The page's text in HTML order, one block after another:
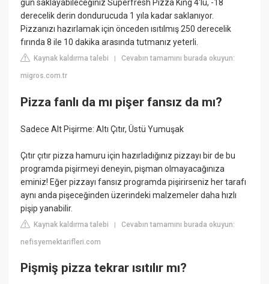
gün saklayabileceğiniz Superfresh Pizza King 4'lü, -18
derecelik derin dondurucuda 1 yıla kadar saklanıyor.
Pizzanızı hazırlamak için önceden ısıtılmış 250 derecelik
fırında 8 ile 10 dakika arasında tutmanız yeterli.
Kaynak kaldırma talebi |Cevabın tamamını burada okuyun:
migros.com.tr
Pizza fanlı da mı pişer fansız da mı?
Sadece Alt Pişirme: Altı Çıtır, Üstü Yumuşak
Çıtır çıtır pizza hamuru için hazırladığınız pizzayı bir de bu
programda pişirmeyi deneyin, pişman olmayacağınıza
eminiz! Eğer pizzayı fansız programda pişirirseniz her tarafı
aynı anda pişeceğinden üzerindeki malzemeler daha hızlı
pişip yanabilir.
Kaynak kaldırma talebi |Cevabın tamamını burada okuyun:
nefisyemektarifleri.com
Pişmiş pizza tekrar ısıtılır mı?